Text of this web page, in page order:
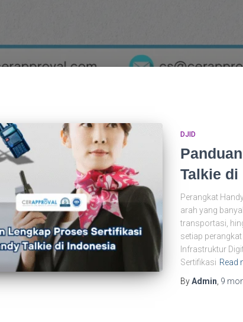
DJID
Talkie di
Perangkat
arah yang
transportasi,
setiap
Infrastruktur
Sertifikasi Read
ByAdmin 9